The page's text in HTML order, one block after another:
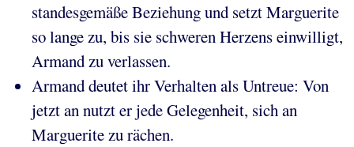
standesgemäße Beziehung und setzt Marguerite
so lange zu, bis sie schweren Herzens einwilligt,
Armand zu verlassen.
Armand deutet ihr Verhalten als Untreue: Von
jetzt an nutzt er jede Gelegenheit, sich an
Marguerite zu rächen.